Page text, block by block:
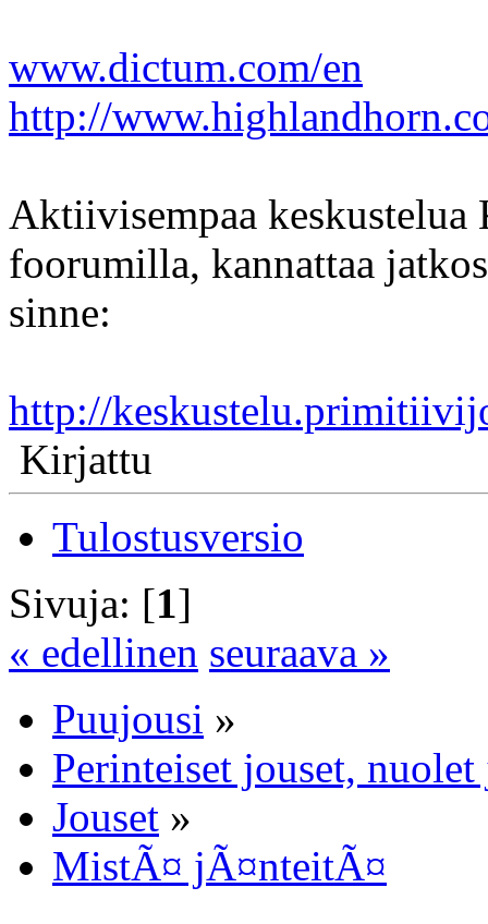
www.dictum.com/en
http://
Aktiivisempaa
foorumilla, kannattaa
sinne:
http://
Kirjattu
Tulostusversio
Sivuja: [1]
« edellinen seuraava »
Puujousi »
Perinteiset jouset,
Jouset »
MistÃ¤ jÃ¤nteitÃ¤